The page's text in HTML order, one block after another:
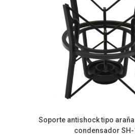
Soporte antishock tipo
condensador SH-